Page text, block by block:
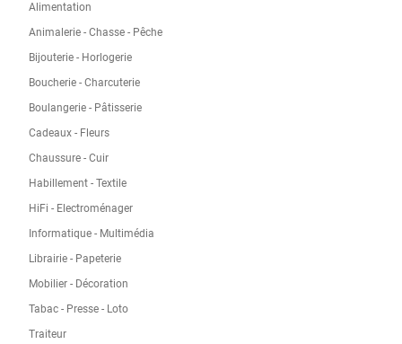
Alimentation
Animalerie - Chasse - Pêche
Bijouterie - Horlogerie
Boucherie - Charcuterie
Boulangerie - Pâtisserie
Cadeaux - Fleurs
Chaussure - Cuir
Habillement - Textile
HiFi - Electroménager
Informatique - Multimédia
Librairie - Papeterie
Mobilier - Décoration
Tabac - Presse - Loto
Traiteur